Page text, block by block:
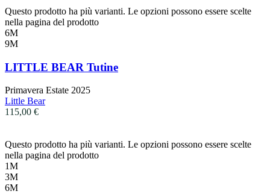
Questo prodotto ha più varianti. Le opzioni possono essere scelte
nella pagina del prodotto
6M
9M
LITTLE BEAR Tutine
Primavera Estate 2025
Little Bear
115,00 €
Questo prodotto ha più varianti. Le opzioni possono essere scelte
nella pagina del prodotto
1M
3M
6M